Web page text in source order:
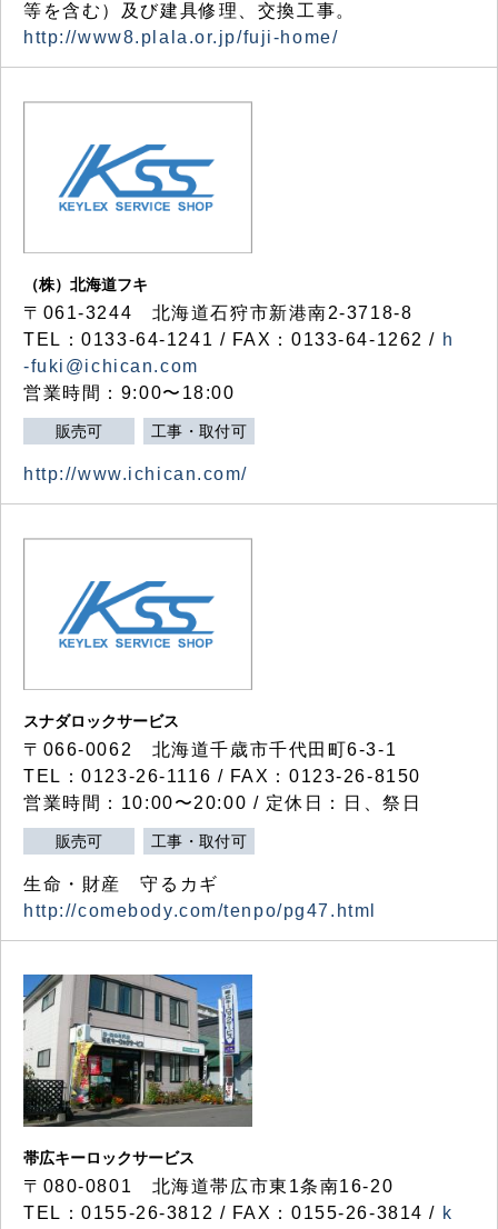
等を含む）及び建具修理、交換工事。
http://www8.plala.or.jp/fuji-home/
（株）北海道フキ
〒061-3244 北海道石狩市新港南2-3718-8
TEL：0133-64-1241 / FAX：0133-64-1262 / h
-fuki@ichican.com
営業時間：9:00〜18:00
販売可 工事・取付可
http://www.ichican.com/
スナダロックサービス
〒066-0062 北海道千歳市千代田町6-3-1
TEL：0123-26-1116 / FAX：0123-26-8150
営業時間：10:00〜20:00 / 定休日：日、祭日
販売可 工事・取付可
生命・財産 守るカギ
http://comebody.com/tenpo/pg47.html
帯広キーロックサービス
〒080-0801 北海道帯広市東1条南16-20
TEL：0155-26-3812 / FAX：0155-26-3814 / k